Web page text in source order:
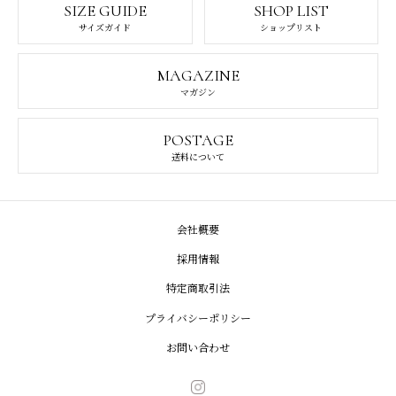
SIZE GUIDE
サイズガイド
SHOP LIST
ショップリスト
MAGAZINE
マガジン
POSTAGE
送料について
会社概要
採用情報
特定商取引法
プライバシーポリシー
お問い合わせ